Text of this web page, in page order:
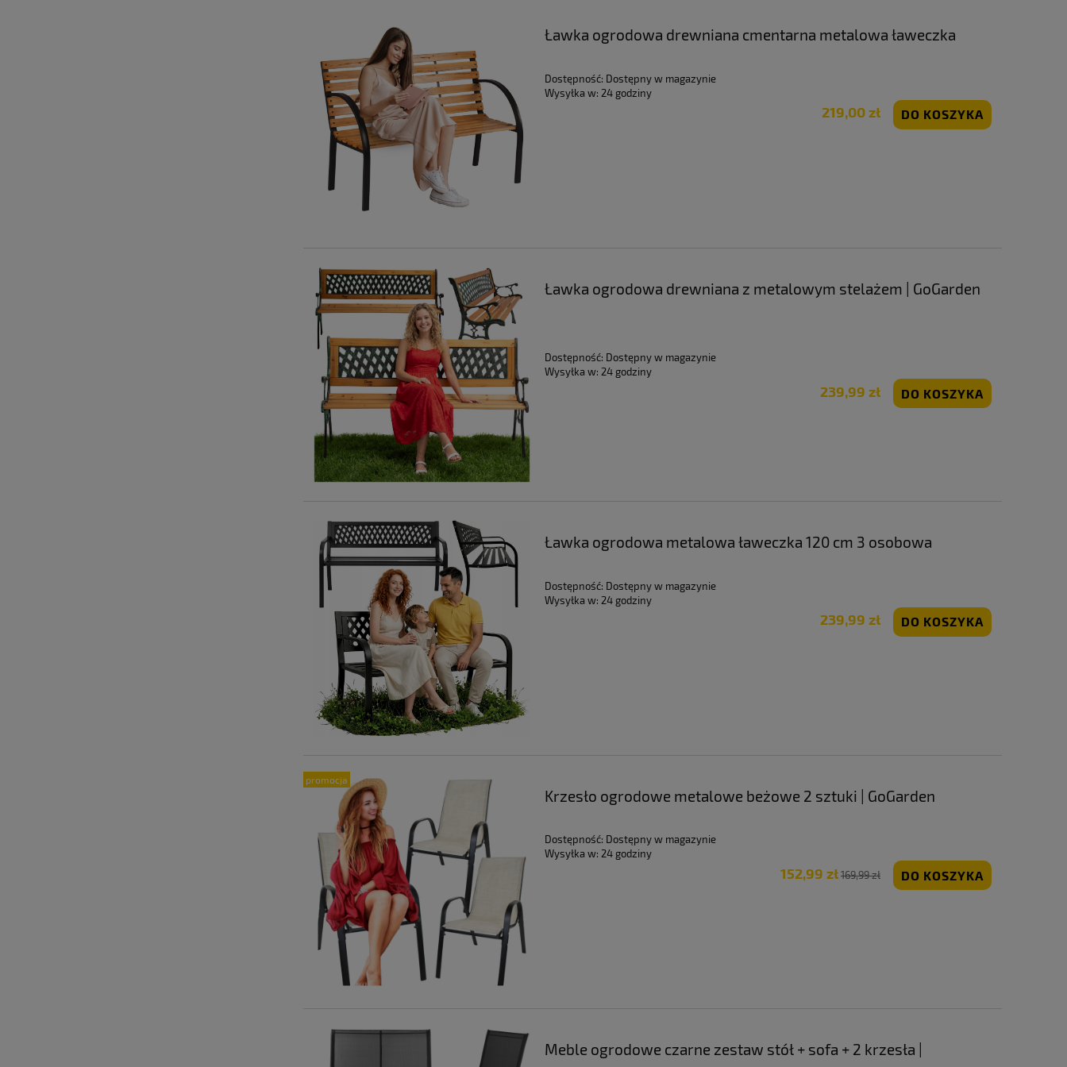
Ławka ogrodowa drewniana cmentarna metalowa ławeczka
Dostępność: Dostępny w magazynie
Wysyłka w: 24 godziny
219,00 zł DO KOSZYKA
Ławka ogrodowa drewniana z metalowym stelażem | GoGarden
Dostępność: Dostępny w magazynie
Wysyłka w: 24 godziny
239,99 zł DO KOSZYKA
Ławka ogrodowa metalowa ławeczka 120 cm 3 osobowa
Dostępność: Dostępny w magazynie
Wysyłka w: 24 godziny
239,99 zł DO KOSZYKA
Krzesło ogrodowe metalowe beżowe 2 sztuki | GoGarden
Dostępność: Dostępny w magazynie
Wysyłka w: 24 godziny
152,99 zł169,99 zł DO KOSZYKA
promocja
Meble ogrodowe czarne zestaw stół + sofa + 2 krzesła |